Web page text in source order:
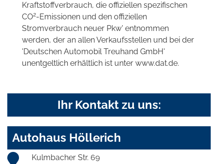
Kraftstoffverbrauch, die offiziellen spezifischen
CO2-Emissionen und den offiziellen
Stromverbrauch neuer Pkw' entnommen
werden, der an allen Verkaufsstellen und bei der
'Deutschen Automobil Treuhand GmbH'
unentgeltlich erhältlich ist unter www.dat.de.
Ihr Kontakt zu uns:
Autohaus Höllerich
Kulmbacher Str. 69